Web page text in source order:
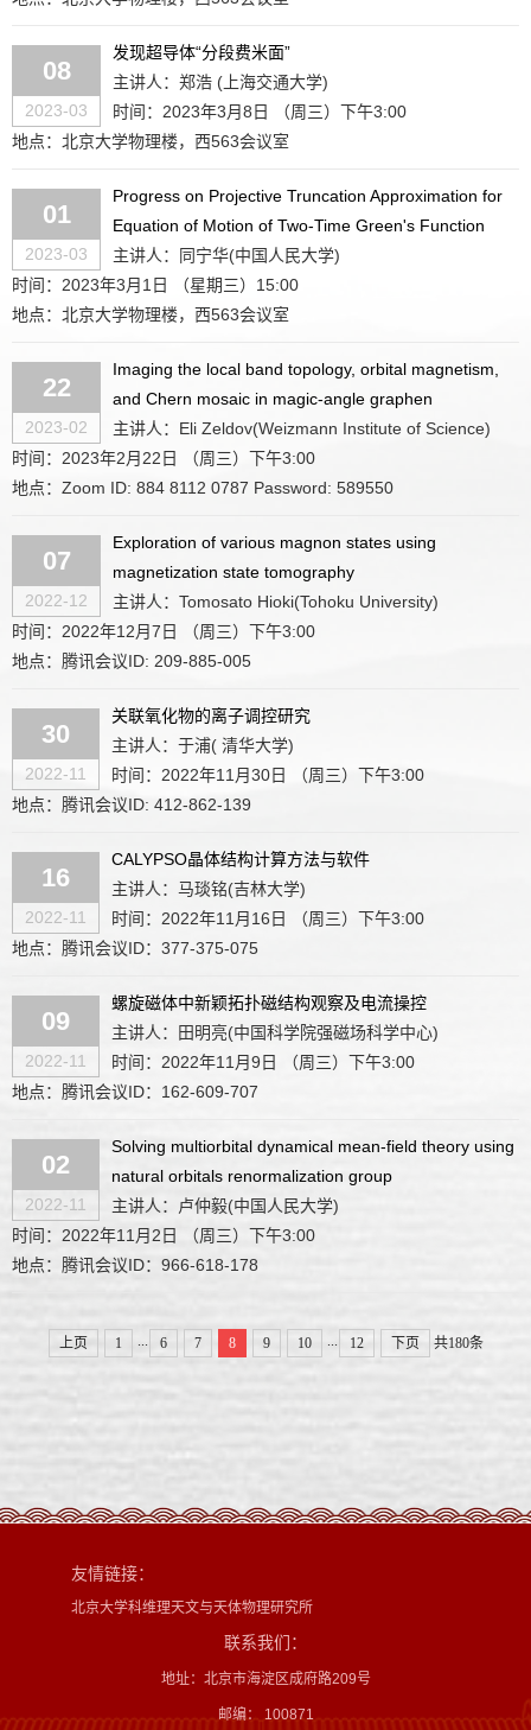
08
2023-03
发现超导体“分段费米面”
主讲人：郑浩 (上海交通大学)
时间：2023年3月8日 （周三）下午3:00
地点：北京大学物理楼，西563会议室
01
2023-03
Progress on Projective Truncation Approximation for
Equation of Motion of Two-Time Green's Function
主讲人：同宁华(中国人民大学)
时间：2023年3月1日 （星期三）15:00
地点：北京大学物理楼，西563会议室
22
2023-02
Imaging the local band topology, orbital magnetism,
and Chern mosaic in magic-angle graphen
主讲人：Eli Zeldov(Weizmann Institute of Science)
时间：2023年2月22日 （周三）下午3:00
地点：Zoom ID: 884 8112 0787 Password: 589550
07
2022-12
Exploration of various magnon states using
magnetization state tomography
主讲人：Tomosato Hioki(Tohoku University)
时间：2022年12月7日 （周三）下午3:00
地点：腾讯会议ID: 209-885-005
30
2022-11
关联氧化物的离子调控研究
主讲人：于浦( 清华大学)
时间：2022年11月30日 （周三）下午3:00
地点：腾讯会议ID: 412-862-139
16
2022-11
CALYPSO晶体结构计算方法与软件
主讲人：马琰铭(吉林大学)
时间：2022年11月16日 （周三）下午3:00
地点：腾讯会议ID：377-375-075
09
2022-11
螺旋磁体中新颖拓扑磁结构观察及电流操控
主讲人：田明亮(中国科学院强磁场科学中心)
时间：2022年11月9日 （周三）下午3:00
地点：腾讯会议ID：162-609-707
02
2022-11
Solving multiorbital dynamical mean-field theory using
natural orbitals renormalization group
主讲人：卢仲毅(中国人民大学)
时间：2022年11月2日 （周三）下午3:00
地点：腾讯会议ID：966-618-178
上页 1 ... 6 7 8 9 10 ... 12 下页 共180条
友情链接：
北京大学科维理天文与天体物理研究所
联系我们：
地址：北京市海淀区成府路209号
邮编： 100871